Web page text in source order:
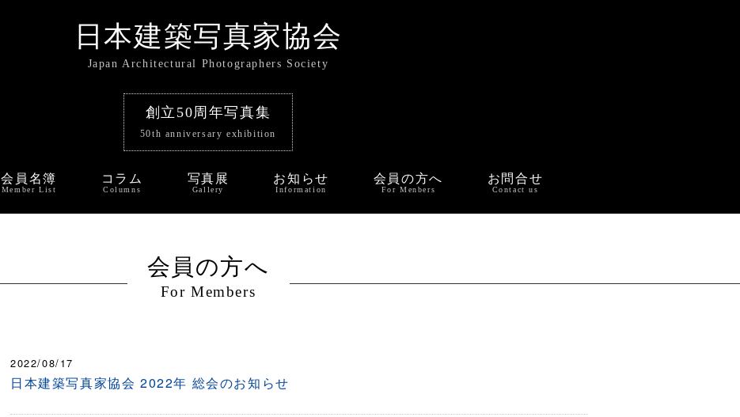
日本建築写真家協会
Japan Architectural Photographers Society
創立50周年写真集
50th anniversary exhibition
会員名簿
Member List
コラム
Columns
写真展
Gallery
お知らせ
Information
会員の方へ
For Menbers
お問合せ
Contact us
会員の方へ
For Members
2022/08/17
日本建築写真家協会 2022年 総会のお知らせ